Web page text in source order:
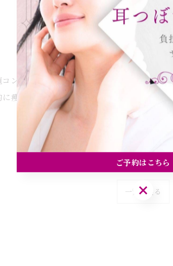
ントロール
痩せたい
一覧に戻る
ご予約はこちら
ご予約はこちら